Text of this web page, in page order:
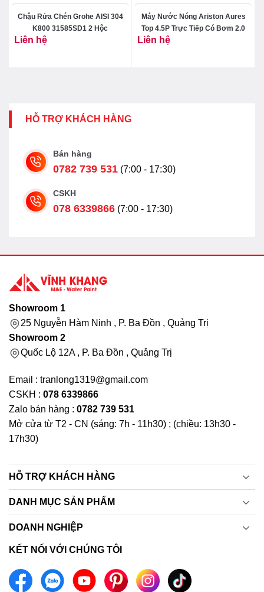
Chậu Rửa Chén Grohe AISI 304
K800 31585SD1 2 Hộc
Liên hệ
Máy Nước Nóng Ariston Aures
Top 4.5P Trực Tiếp Có Bơm 2.0
Liên hệ
HỖ TRỢ KHÁCH HÀNG
Bán hàng
0782 739 531 (7:00 - 17:30)
CSKH
078 6339866 (7:00 - 17:30)
Showroom 1
25 Nguyễn Hàm Ninh , P. Ba Đồn , Quảng Trị
Showroom 2
Quốc Lộ 12A , P. Ba Đồn , Quảng Trị
Email : tranlong1319@gmail.com
CSKH : 078 6339866
Zalo bán hàng : 0782 739 531
Mở cửa từ T2 - CN (sáng: 7h - 11h30) ; (chiều: 13h30 -
17h30)
HỖ TRỢ KHÁCH HÀNG
DANH MỤC SẢN PHẨM
DOANH NGHIỆP
KẾT NỐI VỚI CHÚNG TÔI